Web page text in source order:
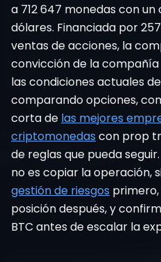
a 712 647 monedas con
dólares. Financiada por
ventas de acciones, la
convicción de la
las condiciones actuales
comparando opciones,
corta de las mejores
criptomonedas con prop
de reglas que pueda
no es copiar la operación,
gestión de riesgos
posición después, y
BTC antes de escalar la